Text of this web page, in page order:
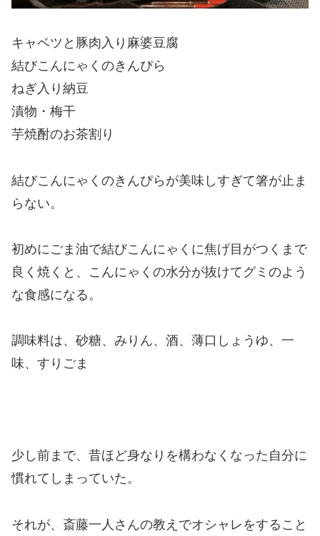
キャベツと豚肉入り麻婆豆腐
結びこんにゃくのきんぴら
ねぎ入り納豆
漬物・梅干
芋焼酎のお茶割り
結びこんにゃくのきんぴらが美味しすぎて箸が止ま
らない。
初めにごま油で結びこんにゃくに焦げ目がつくまで
良く焼くと、こんにゃくの水分が抜けてグミのよう
な食感になる。
調味料は、砂糖、みりん、酒、薄口しょうゆ、一
味、すりごま
少し前まで、昔ほど身なりを構わなくなった自分に
慣れてしまっていた。
それが、斎藤一人さんの教えでオシャレをすること